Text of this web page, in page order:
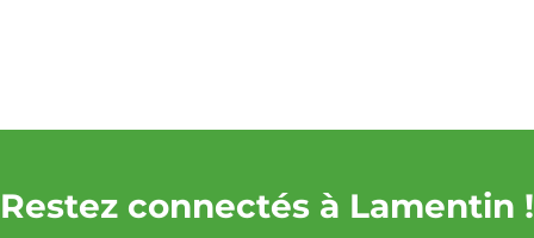
Restez connectés à Lamentin !